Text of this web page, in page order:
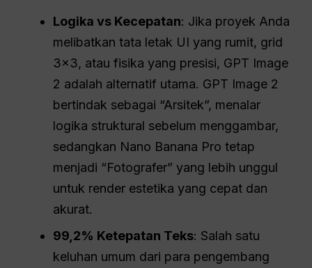
Logika vs Kecepatan: Jika proyek Anda
melibatkan tata letak UI yang rumit, grid
3×3, atau fisika yang presisi, GPT Image
2 adalah alternatif utama. GPT Image 2
bertindak sebagai “Arsitek”, menalar
logika struktural sebelum menggambar,
sedangkan Nano Banana Pro tetap
menjadi “Fotografer” yang lebih unggul
untuk render estetika yang cepat dan
akurat.
99,2% Ketepatan Teks: Salah satu
keluhan umum dari para pengembang